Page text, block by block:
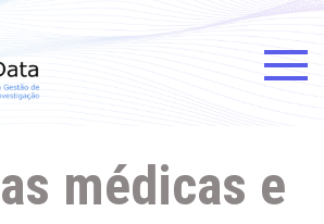
Rede para a Gestão de Dados
médicas e